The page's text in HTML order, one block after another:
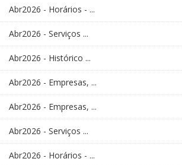
Abr2026 - Horários - ...
Abr2026 - Serviços ...
Abr2026 - Histórico ...
Abr2026 - Empresas, ...
Abr2026 - Empresas, ...
Abr2026 - Serviços ...
Abr2026 - Horários - ...